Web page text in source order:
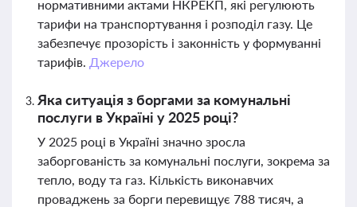
нормативними актами НКРЕКП, які регулюють
тарифи на транспортування і розподіл газу. Це
забезпечує прозорість і законність у формуванні
тарифів. Джерело
Яка ситуація з боргами за комунальні
послуги в Україні у 2025 році?
У 2025 році в Україні значно зросла
заборгованість за комунальні послуги, зокрема за
тепло, воду та газ. Кількість виконавчих
проваджень за борги перевищує 788 тисяч, а